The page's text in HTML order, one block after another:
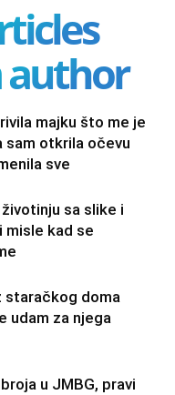
majku što me je
sam otkrila očevu
sve
sa slike i
kad se
staračkog doma
udam za njega
u JMBG, pravi